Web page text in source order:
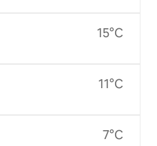
15°C
11°C
7°C